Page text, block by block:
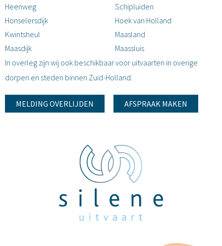
Heenweg
Honselersdijk
Kwintsheul
Maasdijk
Schipluiden
Hoek van Holland
Maasland
Maassluis
In overleg zijn wij ook beschikbaar voor uitvaarten in overige
dorpen en steden binnen Zuid-Holland.
MELDING OVERLIJDEN AFSPRAAK MAKEN